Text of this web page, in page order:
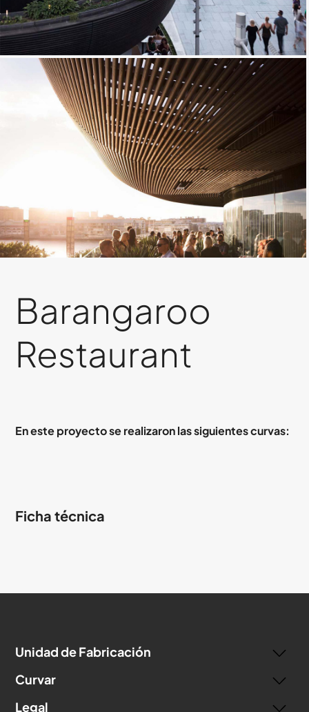
Barangaroo
Restaurant
En este proyecto se realizaron las siguientes curvas:
Ficha técnica
Unidad de Fabricación
Curvar
Legal